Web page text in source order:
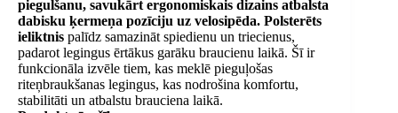
piegulšanu, savukārt ergonomiskais dizains atbalsta
dabisku ķermeņa pozīciju uz velosipēda. Polsterēts
ieliktnis palīdz samazināt spiedienu un triecienus,
padarot legingus ērtākus garāku braucienu laikā. Šī ir
funkcionāla izvēle tiem, kas meklē pieguļošas
riteņbraukšanas legingus, kas nodrošina komfortu,
stabilitāti un atbalstu brauciena laikā.